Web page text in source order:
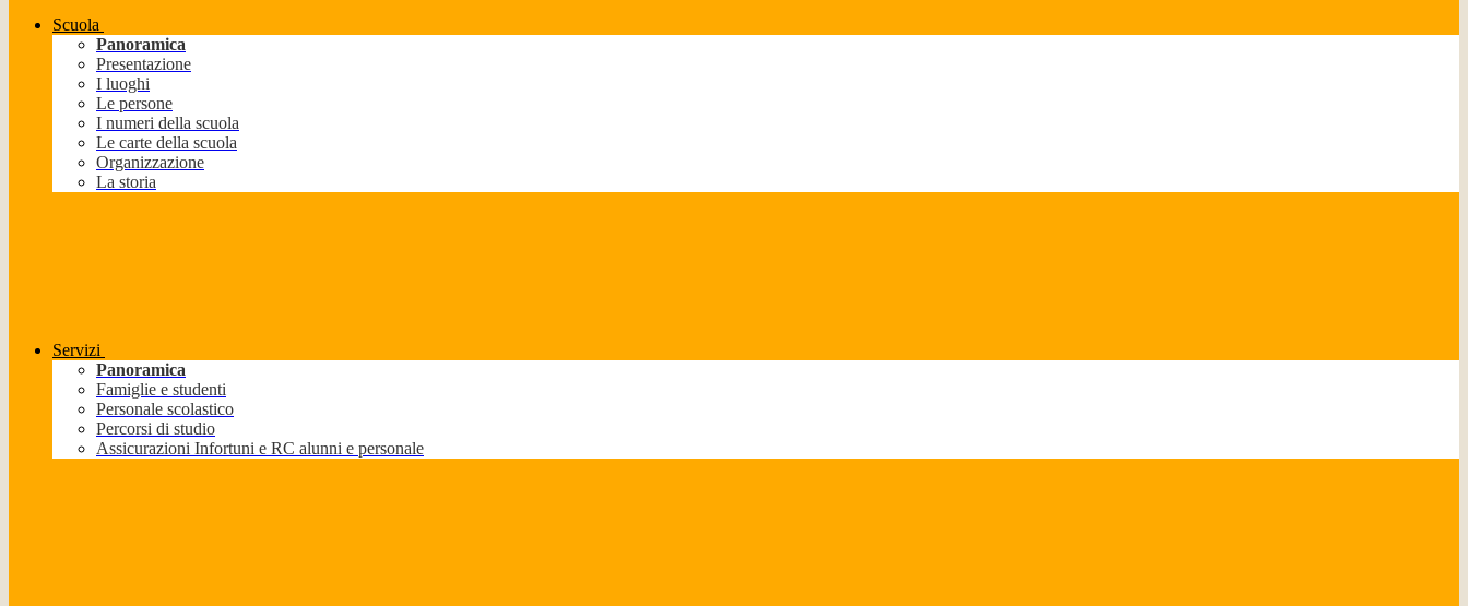
Scuola
Panoramica
Presentazione
I luoghi
Le persone
I numeri della scuola
Le carte della scuola
Organizzazione
La storia
Servizi
Panoramica
Famiglie e studenti
Personale scolastico
Percorsi di studio
Assicurazioni Infortuni e RC alunni e personale